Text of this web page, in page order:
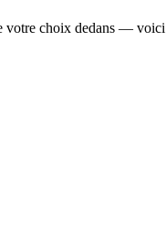
votre choix dedans —